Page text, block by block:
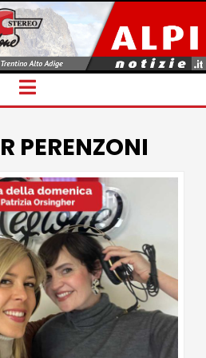
Navigation
PERENZONI